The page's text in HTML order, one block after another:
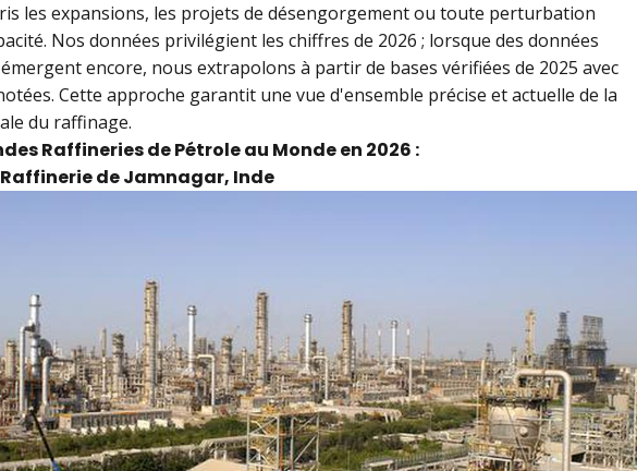
les expansions, les projets de désengorgement ou toute perturbation
Nos données privilégient les chiffres de 2026 ; lorsque des données
encore, nous extrapolons à partir de bases vérifiées de 2025 avec
Cette approche garantit une vue d'ensemble précise et actuelle de la
du raffinage.
Raffineries de Pétrole au Monde en 2026 :
Raffinerie de Jamnagar, Inde